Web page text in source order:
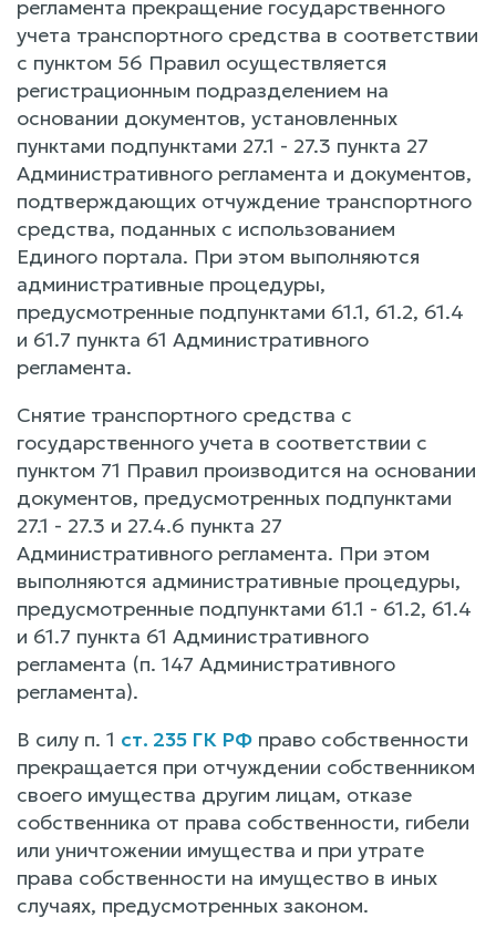
регламента прекращение государственного
учета транспортного средства в соответствии
с пунктом 56 Правил осуществляется
регистрационным подразделением на
основании документов, установленных
пунктами подпунктами 27.1 - 27.3 пункта 27
Административного регламента и документов,
подтверждающих отчуждение транспортного
средства, поданных с использованием
Единого портала. При этом выполняются
административные процедуры,
предусмотренные подпунктами 61.1, 61.2, 61.4
и 61.7 пункта 61 Административного
регламента.
Снятие транспортного средства с
государственного учета в соответствии с
пунктом 71 Правил производится на основании
документов, предусмотренных подпунктами
27.1 - 27.3 и 27.4.6 пункта 27
Административного регламента. При этом
выполняются административные процедуры,
предусмотренные подпунктами 61.1 - 61.2, 61.4
и 61.7 пункта 61 Административного
регламента (п. 147 Административного
регламента).
В силу п. 1 ст. 235 ГК РФ право собственности
прекращается при отчуждении собственником
своего имущества другим лицам, отказе
собственника от права собственности, гибели
или уничтожении имущества и при утрате
права собственности на имущество в иных
случаях, предусмотренных законом.